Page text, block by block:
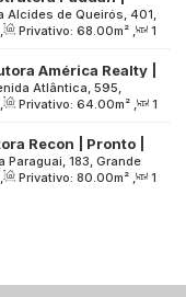
| Suíte |
Alcides de Queirós, 401,
Branca, Santo André,
, Privativo: 68.00m² ,
1
Útil: 68.00m² ,
Terreno:
América Realty |
varanda gourmet |
Atlântica, 595,
Valparaíso, Santo André,
, Privativo: 64.00m² ,
1
Útil: 64.00m² ,
Recon | Pronto |
| varanda
Paraguai, 183, Grande
Nações, Santo André,
, Privativo: 80.00m² ,
1